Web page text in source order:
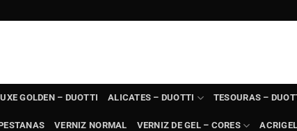
GOLDEN – DUOTTI ALICATES – DUOTTI TESOURAS –
VERNIZ NORMAL VERNIZ DE GEL – CORES ACRIGEL